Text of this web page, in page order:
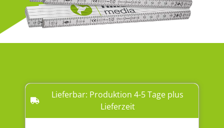
Lieferbar: Produktion 4-5 Tage plus
Lieferzeit